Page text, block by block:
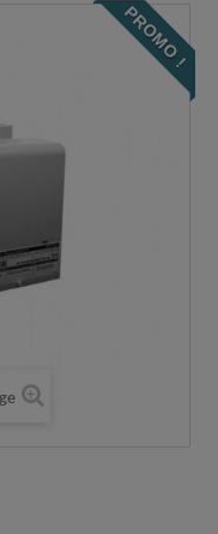
PROMO !